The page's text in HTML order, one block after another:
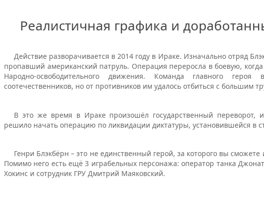
Реалистичная графика и
Действие разворачивается в 2014 году в Ираке. Изначально отряд
пропавший американский патруль. Операция переросла в боевую,
Народно-освободительного движения. Команда главного
соотечественников, но от противников им удалось отбиться с большим
В это же время в Ираке произошёл государственный переворот,
решило начать операцию по ликвидации диктатуры, установившейся в
Генри Блэкбёрн – это не единственный герой, за которого вы сможете
Помимо него есть ещё 3 играбельных персонажа: оператор танка
Хокинс и сотрудник ГРУ Дмитрий Маяковский.